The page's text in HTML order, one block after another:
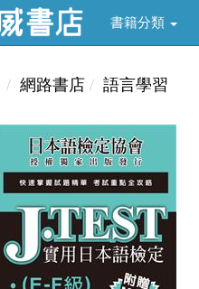
書籍分類
網路書店 語言學習